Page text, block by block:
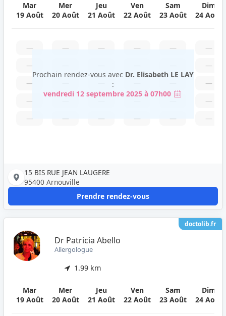
Mar
19 Août
Mer
20 Août
Jeu
21 Août
Ven
22 Août
Sam
23 Août
Dim
24 Août
—
—
—
—
—
—
—
—
—
—
—
—
—
—
—
—
—
—
Prochain rendez-vous avec Dr. Elisabeth LE LAY
:
vendredi 12 septembre 2025 à 07h00
15 BIS RUE JEAN LAUGERE
95400 Arnouville
Prendre rendez-vous
doctolib.fr
Dr Patricia Abello
Allergologue
1.99 km
Mar
19 Août
Mer
20 Août
Jeu
21 Août
Ven
22 Août
Sam
23 Août
Dim
24 Août